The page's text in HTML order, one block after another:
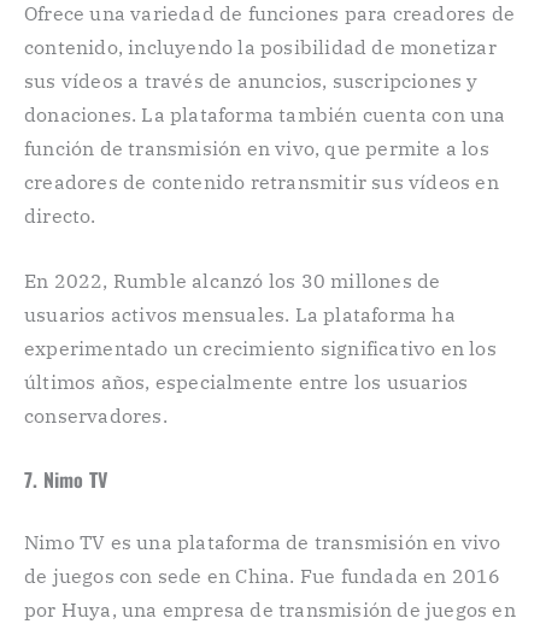
Ofrece una variedad de funciones para creadores de
contenido, incluyendo la posibilidad de monetizar
sus vídeos a través de anuncios, suscripciones y
donaciones. La plataforma también cuenta con una
función de transmisión en vivo, que permite a los
creadores de contenido retransmitir sus vídeos en
directo.
En 2022, Rumble alcanzó los 30 millones de
usuarios activos mensuales. La plataforma ha
experimentado un crecimiento significativo en los
últimos años, especialmente entre los usuarios
conservadores.
7. Nimo TV
Nimo TV es una plataforma de transmisión en vivo
de juegos con sede en China. Fue fundada en 2016
por Huya, una empresa de transmisión de juegos en